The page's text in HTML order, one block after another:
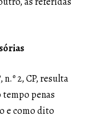
2, CP, resulta
penas
e como dito